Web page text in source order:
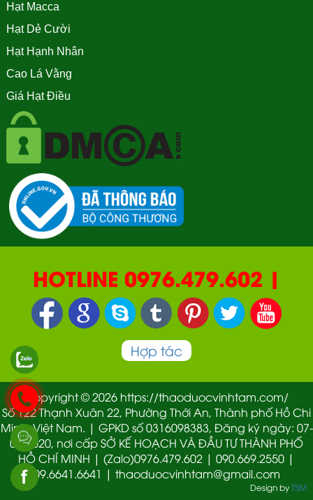
Hạt Macca
Hạt Dẻ Cười
Hạt Hạnh Nhân
Cao Lá Vằng
Giá Hạt Điều
HOTLINE 0976.479.602 |
090.669.2550 | 0987.877.193
Hợp tác
Copyright © 2026 https://thaoduocvinhtam.com/
Số 122 Thạnh Xuân 22, Phường Thới An, Thành phố Hồ Chi
Minh, Việt Nam. | GPKD số 0316098383, Đăng ký ngày: 07-
01-2020, nơi cấp SỞ KẾ HOẠCH VÀ ĐẦU TƯ THÀNH PHỐ
HỒ CHÍ MINH | (Zalo)0976.479.602 | 090.669.2550 |
09.6641.6641 | thaoduocvinhtam@gmail.com
Design byTSM